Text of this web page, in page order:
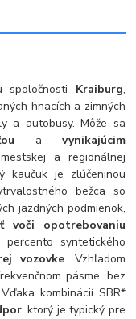
spoločnosti Kraiburg,
hnacích a zimných
a autobusy. Môže sa
a vynikajúcim
a regionálnej
kaučuk je zlúčeninou
bežca so
jazdných podmienok,
voči opotrebovaniu
syntetického
vozovke. Vzhľadom
pásme, bez
kombinácií SBR*
, ktorý je typický pre